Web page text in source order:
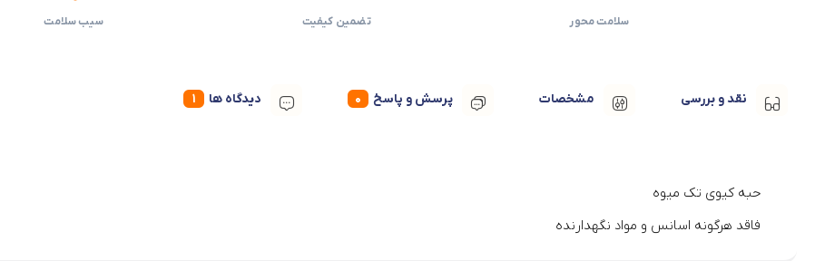
سلامت محور تضمین کیفیت سیب سلامت
نقد و بررسی مشخصات پرسش و پاسخ دیدگاه ها
حبه کیوی تک میوه
فاقد هرگونه اسانس و مواد نگهدارنده